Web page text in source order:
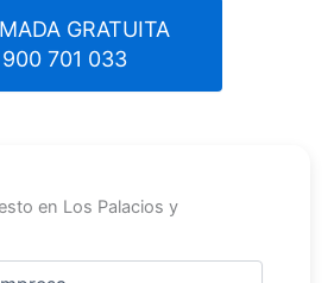
GRATUITA
900 701 033
en Los Palacios y